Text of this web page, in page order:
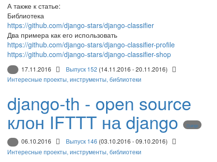
А также к статье:
Библиотека
https://github.com/django-stars/django-classifier
Два примера как его использовать
https://github.com/django-stars/django-classifier-profile
https://github.com/django-stars/django-classifier-shop
17.11.2016 Выпуск 152 (14.11.2016 - 20.11.2016)
Интересные проекты, инструменты, библиотеки
django-th - open source
клон IFTTT на django Django
06.10.2016 Выпуск 146 (03.10.2016 - 09.10.2016)
Интересные проекты, инструменты, библиотеки